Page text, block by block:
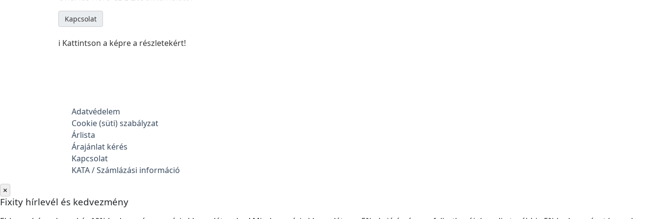
Kapcsolat
ℹ️ Kattintson a képre a részletekért!
Adatvédelem
Cookie (süti) szabályzat
Árlista
Árajánlat kérés
Kapcsolat
KATA / Számlázási információ
×
Fixity hírlevél és kedvezmény